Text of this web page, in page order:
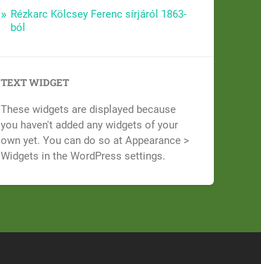
Rézkarc Kölcsey Ferenc sírjáról 1863-
ból
TEXT WIDGET
These widgets are displayed because
you haven't added any widgets of your
own yet. You can do so at Appearance >
Widgets in the WordPress settings.